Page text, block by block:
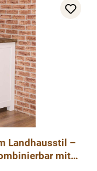
Landhausstil –
mit